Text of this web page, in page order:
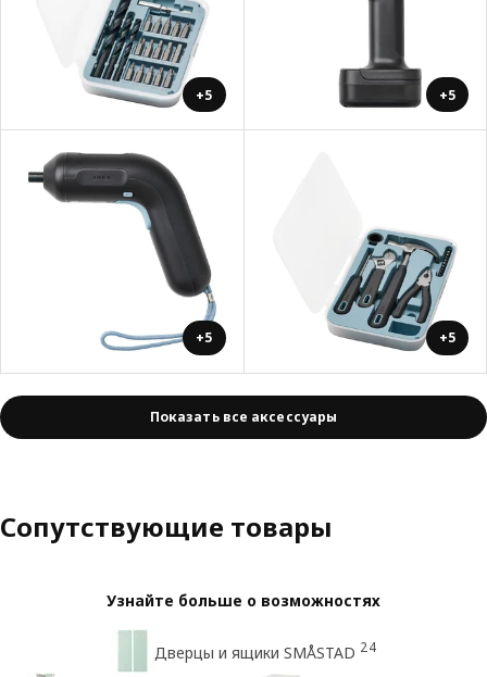
+5 +5
+5 +5
Показать все аксессуары
Сопутствующие товары
Узнайте больше о возможностях
Дверцы и ящики SMÅSTAD 24